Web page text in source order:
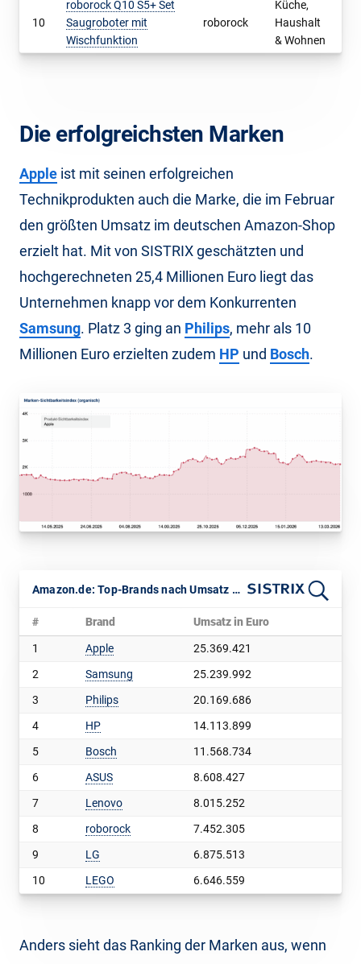
10
roborock Q10 S5+ Set
Saugroboter mit
Wischfunktion
roborock
Küche,
Haushalt
& Wohnen
Die erfolgreichsten Marken
Apple ist mit seinen erfolgreichen
Technikprodukten auch die Marke, die im Februar
den größten Umsatz im deutschen Amazon-Shop
erzielt hat. Mit von SISTRIX geschätzten und
hochgerechneten 25,4 Millionen Euro liegt das
Unternehmen knapp vor dem Konkurrenten
Samsung. Platz 3 ging an Philips, mehr als 10
Millionen Euro erzielten zudem HP und Bosch.
Amazon.de: Top-Brands nach Umsatz im Februar 2026
# Brand Umsatz in Euro
1 Apple
25.369.421
2
Samsung
25.239.992
3
Philips
20.169.686
4
HP
14.113.899
5
Bosch
11.568.734
6
ASUS
8.608.427
7
Lenovo
8.015.252
8
roborock
7.452.305
9
LG
6.875.513
10
LEGO 6.646.559
Anders sieht das Ranking der Marken aus, wenn